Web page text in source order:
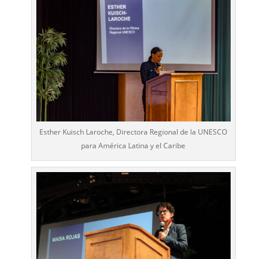
Esther Kuisch Laroche, Directora Regional de la UNESCO
para América Latina y el Caribe